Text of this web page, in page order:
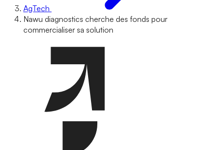
AgTech
Nawu diagnostics cherche des fonds pour
commercialiser sa solution